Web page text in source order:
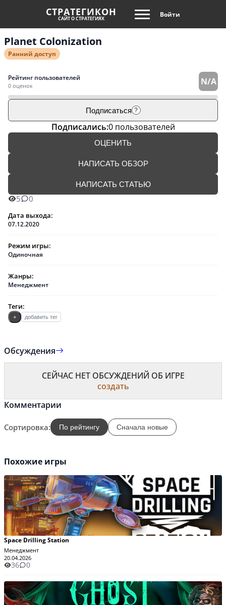
СТРАТЕГИКОН
САЙТ О СТРАТЕГИЯХ Войти
Planet Colonization
Ранний доступ
Рейтинг пользователей
0 оценок N/A
Подписаться ?
Подписались:0 пользователей
ОЦЕНИТЬ
НАПИСАТЬ ОБЗОР
НАПИСАТЬ СТАТЬЮ
5 0
Дата выхода:
07.12.2020
Режим игры:
Одиночная
Жанры:
Менеджмент
Теги:
+ добавить тег
Обсуждения
СЕЙЧАС НЕТ ОБСУЖДЕНИЙ ОБ ИГРЕ
создать
Комментарии
Сортировка: По рейтингу Сначала новые
Похожие игры
Space Drilling Station
Менеджмент
20.04.2026
36 0